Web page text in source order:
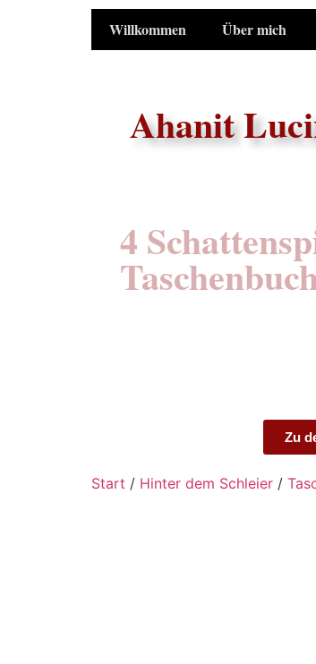
Willkommen Über mich
Ahanit
4
Zu
Start / Hinter dem Schleier /